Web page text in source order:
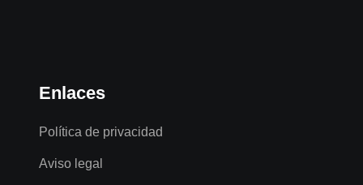
Enlaces
Política de privacidad
Aviso legal